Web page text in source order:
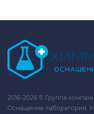
2016-2026 © Группа
Оснащение лабораторий.